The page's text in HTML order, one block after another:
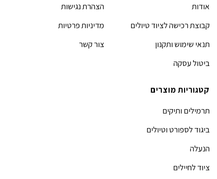
אודות
קבוצת רכישה לציוד טיולים
תנאי שימוש ותקנון
ביטול עסקה
הצהרת נגישות
מדיניות פרטיות
צור קשר
קטגוריות מוצרים
תרמילים ותיקים
ביגוד לספורט וטיולים
הנעלה
ציוד לחיילים